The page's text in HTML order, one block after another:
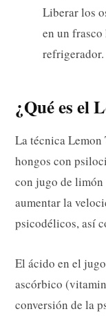
Liberar los
en un
refrigerador.
¿Qué es el
La técnica Lemon
hongos con
con jugo de
aumentar la
psicodélicos, así
El ácido en el
ascórbico
conversión de la